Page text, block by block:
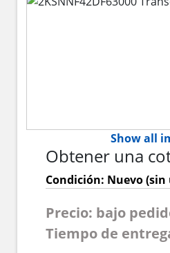
Show all
Obtener una
Condición: Nuevo (sin
Precio: bajo
Tiempo de